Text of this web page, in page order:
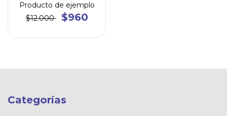
Producto de ejemplo
$12.000
$960
Categorías